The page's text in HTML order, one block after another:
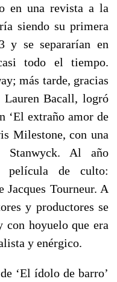
en una revista a la
siendo su primera
y se separarían en
todo el tiempo.
más tarde, gracias
Bacall, logró
‘El extraño amor de
Milestone, con una
Stanwyck. Al año
película de culto:
Jacques Tourneur. A
y productores se
hoyuelo que era
y enérgico.
‘El ídolo de barro’